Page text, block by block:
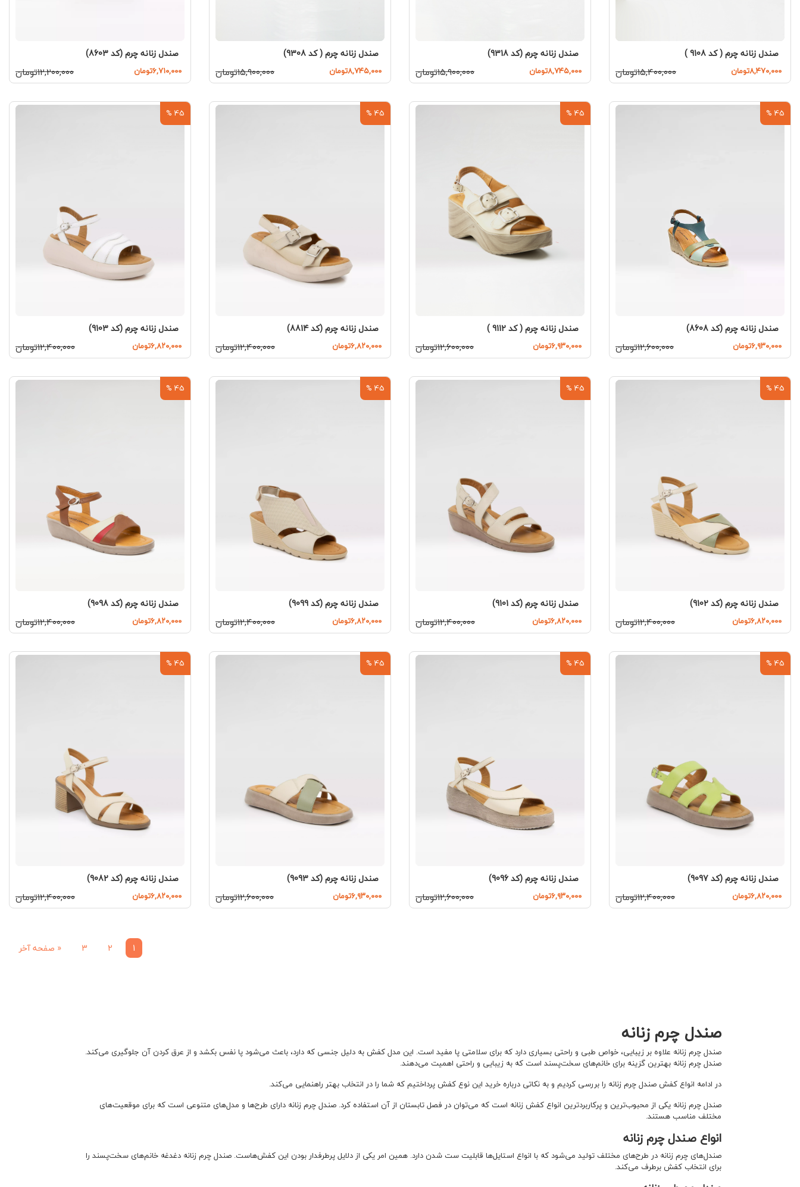
صندل زنانه چرم ( کد 9108 )
۸,۴۷۰,۰۰۰تومان ۱۵,۴۰۰,۰۰۰تومان
صندل زنانه چرم (کد 9318)
۸,۷۴۵,۰۰۰تومان ۱۵,۹۰۰,۰۰۰تومان
صندل زنانه چرم ( کد 9308)
۸,۷۴۵,۰۰۰تومان ۱۵,۹۰۰,۰۰۰تومان
صندل زنانه چرم (کد 8603)
۶,۷۱۰,۰۰۰تومان ۱۲,۲۰۰,۰۰۰تومان
45 %
صندل زنانه چرم (کد 8608)
۶,۹۳۰,۰۰۰تومان ۱۲,۶۰۰,۰۰۰تومان
45 %
صندل زنانه چرم ( کد 9112 )
۶,۹۳۰,۰۰۰تومان ۱۲,۶۰۰,۰۰۰تومان
45 %
صندل زنانه چرم (کد 8814)
۶,۸۲۰,۰۰۰تومان ۱۲,۴۰۰,۰۰۰تومان
45 %
صندل زنانه چرم (کد 9103)
۶,۸۲۰,۰۰۰تومان ۱۲,۴۰۰,۰۰۰تومان
45 %
صندل زنانه چرم (کد 9102)
۶,۸۲۰,۰۰۰تومان ۱۲,۴۰۰,۰۰۰تومان
45 %
صندل زنانه چرم (کد 9101)
۶,۸۲۰,۰۰۰تومان ۱۲,۴۰۰,۰۰۰تومان
45 %
صندل زنانه چرم (کد 9099)
۶,۸۲۰,۰۰۰تومان ۱۲,۴۰۰,۰۰۰تومان
45 %
صندل زنانه چرم (کد 9098)
۶,۸۲۰,۰۰۰تومان ۱۲,۴۰۰,۰۰۰تومان
45 %
صندل زنانه چرم (کد 9097)
۶,۸۲۰,۰۰۰تومان ۱۲,۴۰۰,۰۰۰تومان
45 %
صندل زنانه چرم (کد 9096)
۶,۹۳۰,۰۰۰تومان ۱۲,۶۰۰,۰۰۰تومان
45 %
صندل زنانه چرم (کد 9093)
۶,۹۳۰,۰۰۰تومان ۱۲,۶۰۰,۰۰۰تومان
45 %
صندل زنانه چرم (کد 9082)
۶,۸۲۰,۰۰۰تومان ۱۲,۴۰۰,۰۰۰تومان
1
2
3
« صفحه آخر
صندل چرم زنانه
صندل چرم زنانه علاوه بر زیبایی، خواص طبی و راحتی بسیاری دارد که برای سلامتی پا مفید است. این مدل کفش به دلیل جنسی که دارد، باعث می‌شود پا نفس بکشد و از عرق کردن آن جلوگیری می‌‎کند.
صندل چرم زنانه بهترین گزینه برای خانم‌های سخت‌پسند است که به زیبایی و راحتی اهمیت می‌دهند.
در ادامه انواع کفش صندل چرم زنانه را بررسی کردیم و به نکاتی درباره خرید این نوع کفش پرداختیم که شما را در انتخاب بهتر راهنمایی می‌کند.
صندل چرم زنانه یکی از محبوب‌ترین و پرکاربردترین انواع کفش زنانه است که می‌توان در فصل تابستان از آن استفاده کرد. صندل چرم زنانه دارای طرح‌ها و مدل‌های متنوعی است که برای موقعیت‌های
مختلف مناسب هستند.
انواع صندل چرم زنانه
صندل‌های چرم زنانه در طرح‌های مختلف تولید می‌شود که با انواع استایل‌ها قابلیت ست شدن دارد. همین امر یکی از دلایل پرطرفدار بودن این کفش‌هاست. صندل چرم زنانه دغدغه خانم‌‌های سخت‌پسند را
برای انتخاب کفش برطرف می‌کند.